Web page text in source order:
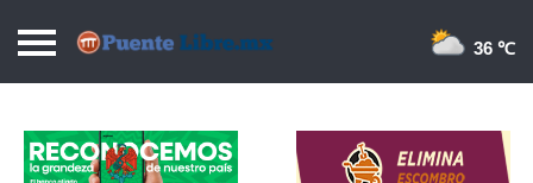
Puentelibre.mx
Local
36 ℃